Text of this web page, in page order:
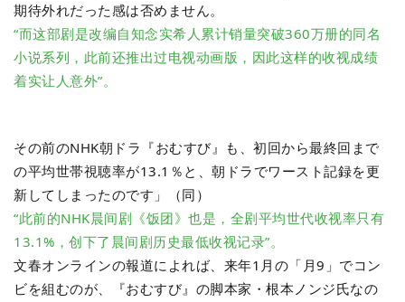
期待外れだった感は否めません。
“而这部剧是改编自知念实希人累计销量突破360万册的同名
小说系列，此前还推出过电视动画版，因此这样的收视成绩
着实让人意外”。
その前のNHK朝ドラ『おむすび』も、初回から最終回まで
の平均世帯視聴率が13.1％と、朝ドラでワースト記録を更
新してしまったのです」（同）
“此前的NHK晨间剧《饭团》也是，全剧平均世代收视率只有
13.1%，创下了晨间剧历史最低收视记录”。
文春オンラインの報道によれば、来年1月の「月9」でコン
ビを組むのが、『おむすび』の脚本家・根本ノンジ氏なの